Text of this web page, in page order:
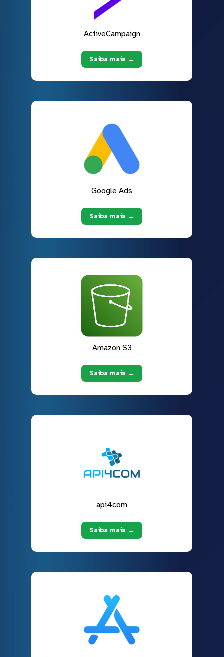
ActiveCampaign
Saiba mais →
Google Ads
Saiba mais →
Amazon S3
Saiba mais →
api4com
Saiba mais →